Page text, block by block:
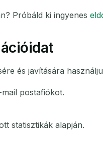
Próbáld ki ingyenes
és javítására
postafiókot.
statisztikák alapján.